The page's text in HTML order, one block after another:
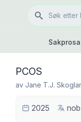
Sakprosa
PCOS
av Jane T.J.
2025 nob